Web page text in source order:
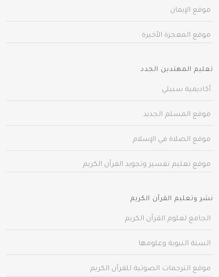
موقع الإيمان
موقع المعجزة الأخيرة
تعليم المهتدين الجدد
أكاديمية سبيلي
موقع المسلم الجديد
موقع الصلاة في الإسلام
موقع تعليم تفسير وتجويد القرآن الكريم
نشر وتعليم القرآن الكريم
الجامع لعلوم القرآن الكريم
السنة النبوية وعلومها
موقع الترجمات الصوتية للقرآن الكريم